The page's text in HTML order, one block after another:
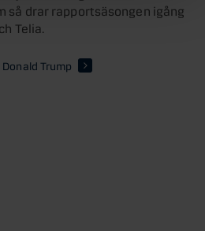
så drar rapportsäsongen igång
Telia.
Donald Trump